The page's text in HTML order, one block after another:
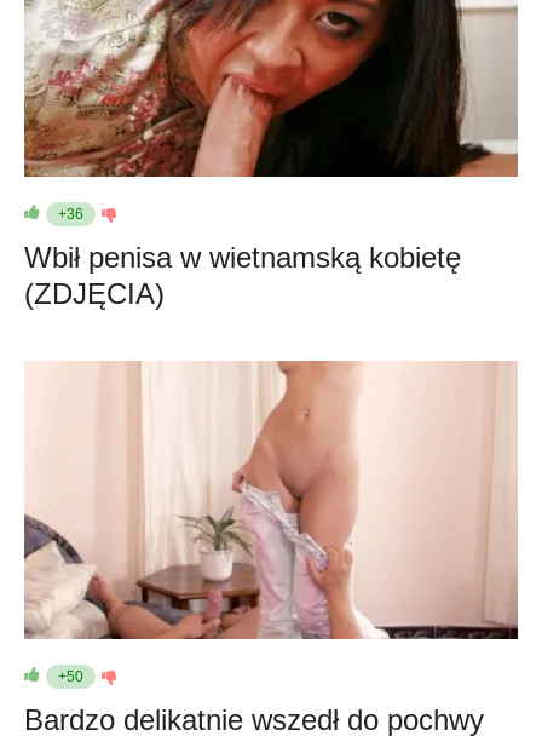
+36
Wbił penisa w wietnamską kobietę
(ZDJĘCIA)
+50
Bardzo delikatnie wszedł do pochwy